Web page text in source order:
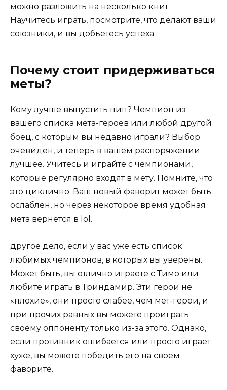
можно разложить на несколько книг.
Научитесь играть, посмотрите, что делают ваши
союзники, и вы добьетесь успеха.
Почему стоит придерживаться
меты?
Кому лучше выпустить пип? Чемпион из
вашего списка мета-героев или любой другой
боец, с которым вы недавно играли? Выбор
очевиден, и теперь в вашем распоряжении
лучшее. Учитесь и играйте с чемпионами,
которые регулярно входят в мету. Помните, что
это циклично. Ваш новый фаворит может быть
ослаблен, но через некоторое время удобная
мета вернется в lol.
другое дело, если у вас уже есть список
любимых чемпионов, в которых вы уверены.
Может быть, вы отлично играете с Тимо или
любите играть в Триндамир. Эти герои не
«плохие», они просто слабее, чем мет-герои, и
при прочих равных вы можете проиграть
своему оппоненту только из-за этого. Однако,
если противник ошибается или просто играет
хуже, вы можете победить его на своем
фаворите.